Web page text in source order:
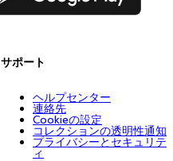
サポート
ヘルプセンター
連絡先
Cookieの設定
コレクションの透明性通知
プライバシーとセキュリテ
ィ